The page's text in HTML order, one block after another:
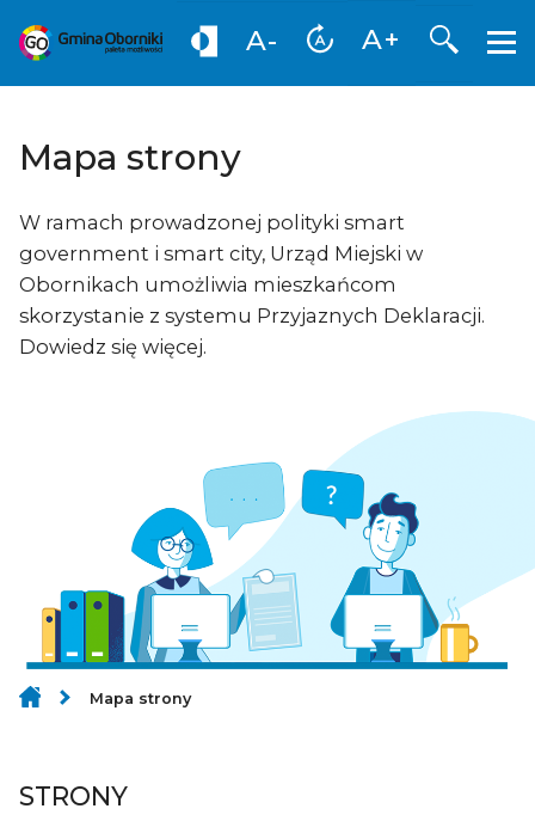
A- A+ Otwórz
Mapa strony
W ramach prowadzonej polityki smart
government i smart city, Urząd Miejski w
Obornikach umożliwia mieszkańcom
skorzystanie z systemu Przyjaznych Deklaracji.
Dowiedz się więcej.
Mapa strony
STRONY